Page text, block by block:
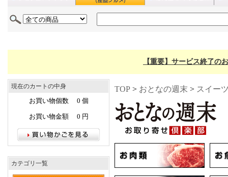
【重要】サービス終了の
現在のカートの中身
お買い物個数 0 個
お買い物金額 0 円
カテゴリ一覧
TOP > おとなの週末 > スイー